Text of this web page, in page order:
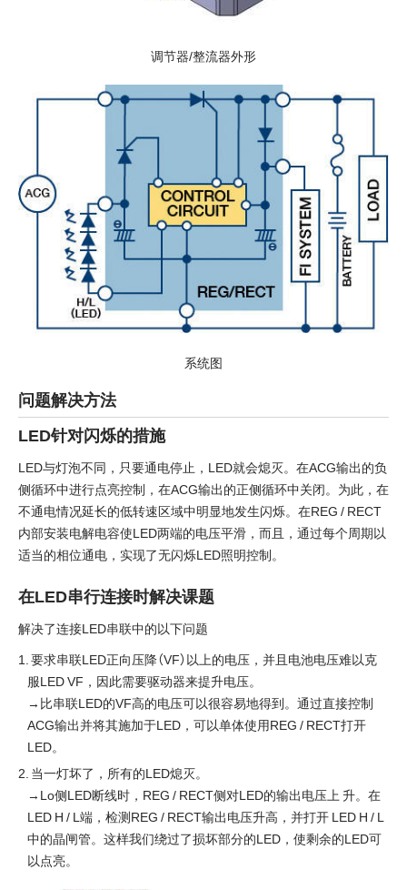
调节器/整流器外形
系统图
问题解决方法
LED针对闪烁的措施
LED与灯泡不同，只要通电停止，LED就会熄灭。在ACG输出的负
侧循环中进行点亮控制，在ACG输出的正侧循环中关闭。为此，在
不通电情况延长的低转速区域中明显地发生闪烁。在REG / RECT
内部安装电解电容使LED两端的电压平滑，而且，通过每个周期以
适当的相位通电，实现了无闪烁LED照明控制。
在LED串行连接时解决课题
解决了连接LED串联中的以下问题
要求串联LED正向压降（VF）以上的电压，并且电池电压难以克
服LED VF，因此需要驱动器来提升电压。
→比串联LED的VF高的电压可以很容易地得到。通过直接控制
ACG输出并将其施加于LED，可以单体使用REG / RECT打开
LED。
当一灯坏了，所有的LED熄灭。
→Lo侧LED断线时，REG / RECT侧对LED的输出电压上 升。在
LED H / L端，检测REG / RECT输出电压升高，并打开 LED H / L
中的晶闸管。这样我们绕过了损坏部分的LED，使剩余的LED可
以点亮。